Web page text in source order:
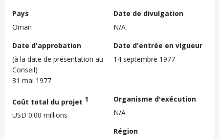
Pays
Oman
Date de divulgation
N/A
Date d'approbation
(à la date de présentation au
Conseil)
31 mai 1977
Date d'entrée en vigueur
14 septembre 1977
Coût total du projet 1
USD 0.00 millions
Organisme d'exécution
N/A
Région